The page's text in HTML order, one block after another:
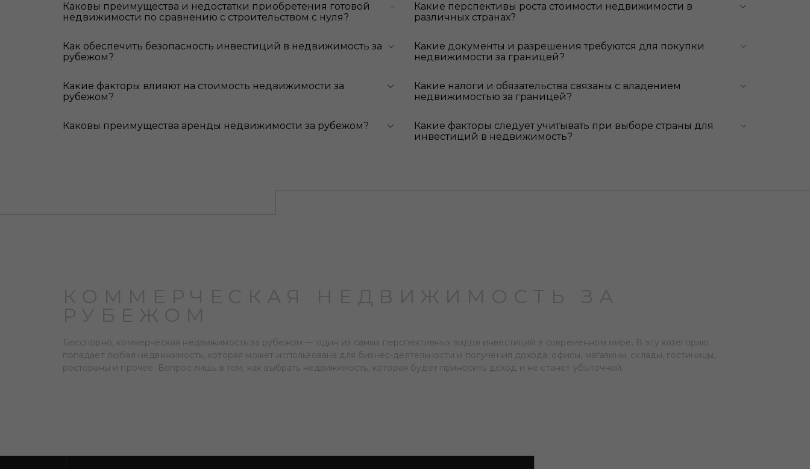
Каковы преимущества и недостатки приобретения готовой
недвижимости по сравнению с строительством с нуля?
Какие перспективы роста стоимости недвижимости в
различных странах?
Как обеспечить безопасность инвестиций в недвижимость за
рубежом?
Какие документы и разрешения требуются для покупки
недвижимости за границей?
Какие факторы влияют на стоимость недвижимости за
рубежом?
Какие налоги и обязательства связаны с владением
недвижимостью за границей?
Каковы преимущества аренды недвижимости за рубежом?
Какие факторы следует учитывать при выборе страны для
инвестиций в недвижимость?
Бесспорно, коммерческая недвижимость за рубежом — один из самых перспективных видов инвестиций в современном мире. В эту категорию
попадает любая недвижимость, которая может использована для бизнес-деятельности и получения дохода: офисы, магазины, склады, гостиницы,
рестораны и прочее. Вопрос лишь в том, как выбрать недвижимость, которая будет приносить доход и не станет убыточной.
Инвестирование внедвижимостьзарубежомспособно принести ряд преимуществ для инвестора и предпринимателя: